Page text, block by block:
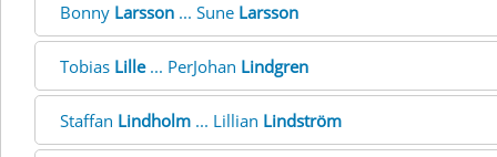
Bonny Larsson ... Sune Larsson
Tobias Lille... PerJohan Lindgren
Staffan Lindholm ... Lillian Lindström